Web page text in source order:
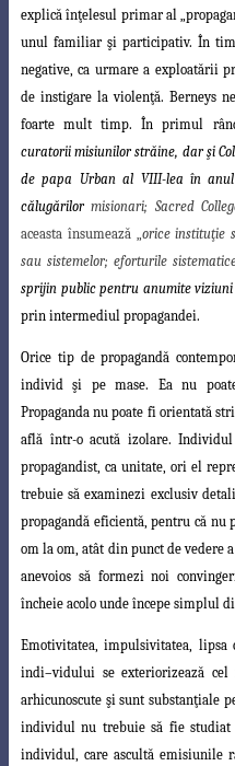
explică înţelesul primar al
unul familiar şi participativ. În
negative, ca urmare a exploatării
de instigare la violenţă.Berneys
foarte mult timp. În primul
curatorii misiunilor străine, dar şi
de papa Urban al VIII-lea în
călugărilormisionari; Sacred
aceasta însumează „orice instituţie
sau sistemelor; eforturile
sprijin public pentru anumite
prin intermediul propagandei.
Orice tip de propagandă
individşi pe mase. Ea nu
Propaganda nu poate fi orientată
află într-o acută izolare.
propagandist, ca unitate, ori el
trebuie să examinezi exclusiv
propagandă eficientă, pentru că nu
om la om, atât din punct de vedere
anevoios să formezi noi
încheie acolo unde începe simplul
Emotivitatea, impulsivitatea, lipsa
indi–vidului se exteriorizează
arhicunoscute şi sunt substanţiale
individul nu trebuie să fie studiat
individul, care ascultă emisiunile